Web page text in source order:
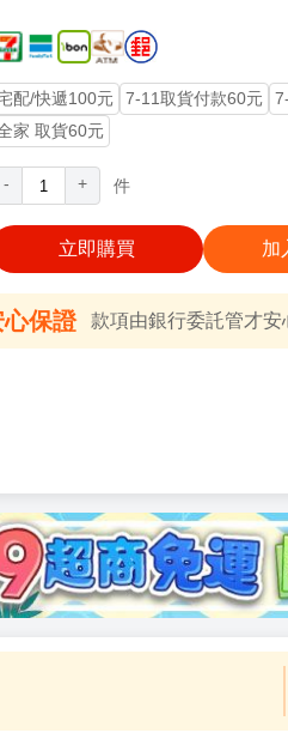
配/快遞100元 7-11取貨付款60元
家 取貨60元
- + 件
立即購買 加
保證 款項由銀行委託管才安